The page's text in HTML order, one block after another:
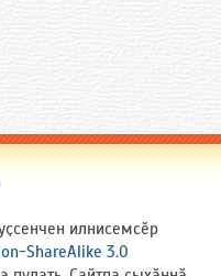
илнисемсӗр
ShareAlike 3.0